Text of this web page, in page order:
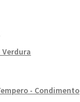
Verdura
- Condimento